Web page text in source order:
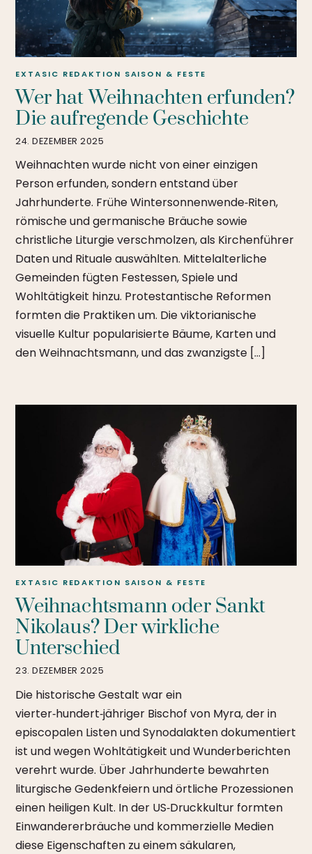
24. DEZEMBER 2025
Wer hat Weihnachten erfunden?
Die aufregende Geschichte
EXTASIC REDAKTION SAISON & FESTE
Weihnachten wurde nicht von einer einzigen
Person erfunden, sondern entstand über
Jahrhunderte. Frühe Wintersonnenwende‑Riten,
römische und germanische Bräuche sowie
christliche Liturgie verschmolzen, als Kirchenführer
Daten und Rituale auswählten. Mittelalterliche
Gemeinden fügten Festessen, Spiele und
Wohltätigkeit hinzu. Protestantische Reformen
formten die Praktiken um. Die viktorianische
visuelle Kultur popularisierte Bäume, Karten und
den Weihnachtsmann, und das zwanzigste […]
23. DEZEMBER 2025
Weihnachtsmann oder Sankt
Nikolaus? Der wirkliche
Unterschied
EXTASIC REDAKTION SAISON & FESTE
Die historische Gestalt war ein
vierter‑hundert‑jähriger Bischof von Myra, der in
episcopalen Listen und Synodalakten dokumentiert
ist und wegen Wohltätigkeit und Wunderberichten
verehrt wurde. Über Jahrhunderte bewahrten
liturgische Gedenkfeiern und örtliche Prozessionen
einen heiligen Kult. In der US‑Druckkultur formten
Einwandererbräuche und kommerzielle Medien
diese Eigenschaften zu einem säkularen,